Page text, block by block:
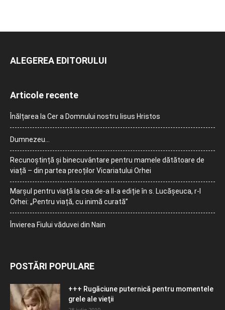
ALEGEREA EDITORULUI
Articole recente
Înălțarea la Cer a Domnului nostru Iisus Hristos
Dumnezeu…
Recunoștință și binecuvântare pentru mamele dătătoare de
viață – din partea preoților Vicariatului Orhei
Marșul pentru viață la cea de-a II-a ediție în s. Lucășeuca, r-l
Orhei: „Pentru viață, cu inimă curată”
Învierea Fiului văduvei din Nain
POSTĂRI POPULARE
+++ Rugăciune puternică pentru momentele
grele ale vieţii